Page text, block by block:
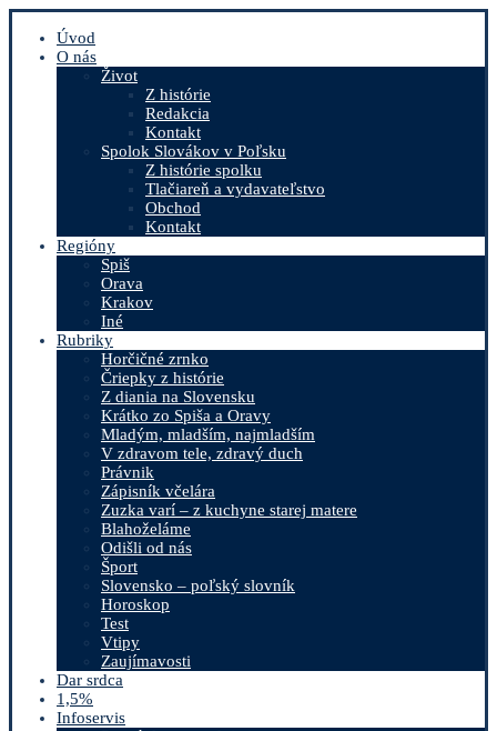
Úvod
O nás
Život
Z histórie
Redakcia
Kontakt
Spolok Slovákov v Poľsku
Z histórie spolku
Tlačiareň a vydavateľstvo
Obchod
Kontakt
Regióny
Spiš
Orava
Krakov
Iné
Rubriky
Horčičné zrnko
Čriepky z histórie
Z diania na Slovensku
Krátko zo Spiša a Oravy
Mladým, mladším, najmladším
V zdravom tele, zdravý duch
Právnik
Zápisník včelára
Zuzka varí – z kuchyne starej matere
Blahoželáme
Odišli od nás
Šport
Slovensko – poľský slovník
Horoskop
Test
Vtipy
Zaujímavosti
Dar srdca
1,5%
Infoservis